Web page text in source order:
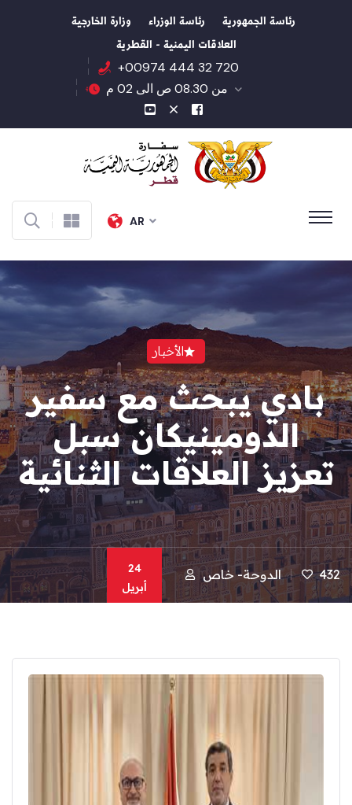
رئاسة الجمهورية رئاسة الوزراء وزارة الخارجية
العلاقات اليمنية - القطرية
+00974 444 32 720
من 08.30 ص الى 02 م
AR
الأخبار
بادي يبحث مع سفير
الدومينيكان سبل
تعزيز العلاقات الثنائية
24
أبريل
الدوحة- خاص 432